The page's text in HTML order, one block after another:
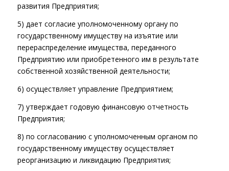
развития Предприятия;
5) дает согласие уполномоченному органу по
государственному имуществу на изъятие или
перераспределение имущества, переданного
Предприятию или приобретенного им в результате
собственной хозяйственной деятельности;
6) осуществляет управление Предприятием;
7) утверждает годовую финансовую отчетность
Предприятия;
8) по согласованию с уполномоченным органом по
государственному имуществу осуществляет
реорганизацию и ликвидацию Предприятия;